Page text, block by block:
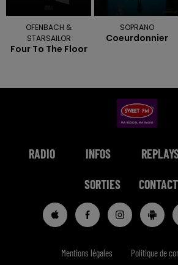
OFENBACH &
STARSAILOR
Four To The Floor
SOPRANO
Coeurdonnier
RADIO INFOS
SORTIES CONTACT
Mentions légales Politique de